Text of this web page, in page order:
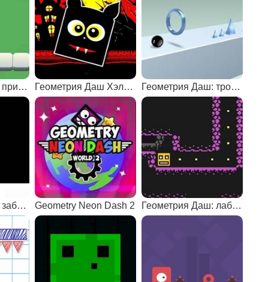
Геометрия Даш: приключения кубика Геометрия Даш Хэллоуин Геометрия Даш: тройной прыжок
Геометрия Даш: забег суперскоростного куба Geometry Neon Dash 2 Геометрия Даш: лабиринт